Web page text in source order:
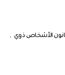
الأشخاص ذوي